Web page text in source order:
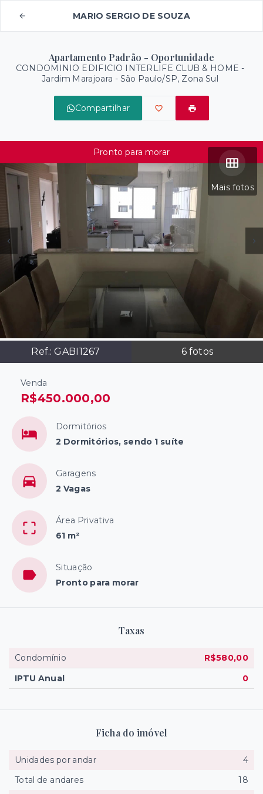
MARIO SERGIO DE SOUZA
Apartamento Padrão - Oportunidade
CONDOMINIO EDIFICIO INTERLIFE CLUB & HOME -
Jardim Marajoara - São Paulo/SP, Zona Sul
Compartilhar
Mais fotos
Ref.:GABI1267 6 fotos
Pronto para morar
Venda
R$450.000,00
Dormitórios
2 Dormitórios, sendo 1 suíte
Garagens
2 Vagas
Área Privativa
61 m²
Situação
Pronto para morar
Taxas
Condomínio
R$580,00
IPTU Anual
0
Ficha do imóvel
Unidades por andar
4
Total de andares
18